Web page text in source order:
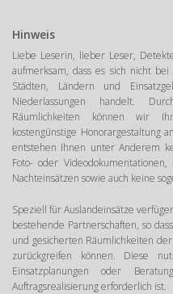
5 / 5
Ich möchte mich hiermit
tadellosen Einsatz und
bedanken.
5 / 5
Wir können uns den
anschließen. Wir haben
arbeitsrechtlichem
Burkhardt durchführen
höchst professionell und
Hinweis
Liebe Leserin, lieber Leser,
aufmerksam, dass es sich nicht
Städten, Ländern und
Niederlassungen handelt.
Räumlichkeiten können wir
kostengünstige Honorargestaltung
entstehen Ihnen unter Anderem
Foto- oder
Nachteinsätzen sowie auch keine
Speziell für Auslandeinsätze
bestehende Partnerschaften, so
und gesicherten Räumlichkeiten
zurückgreifen können. Diese
Einsatzplanungen oder
Auftragsrealisierung erforderlich ist.